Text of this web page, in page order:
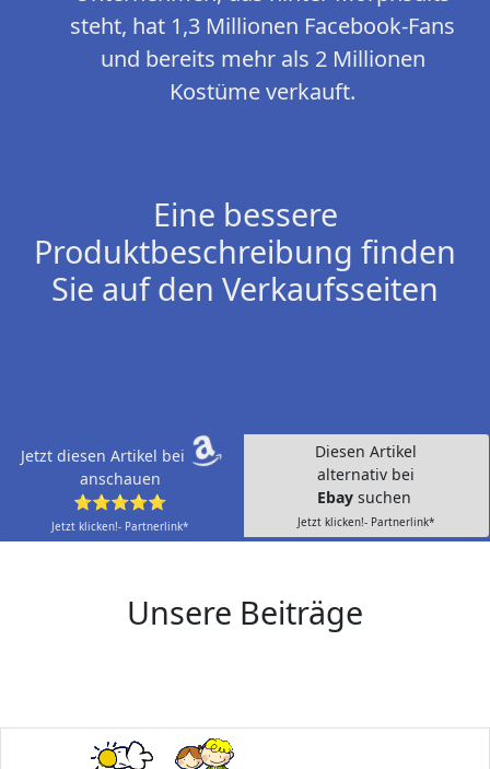
steht, hat 1,3 Millionen Facebook-Fans
und bereits mehr als 2 Millionen
Kostüme verkauft.
Eine bessere
Produktbeschreibung finden
Sie auf den Verkaufsseiten
Jetzt diesen Artikel bei
anschauen
⭐⭐⭐⭐⭐
Jetzt klicken!- Partnerlink*
Diesen Artikel
alternativ bei
Ebay suchen
Jetzt klicken!- Partnerlink*
Unsere Beiträge